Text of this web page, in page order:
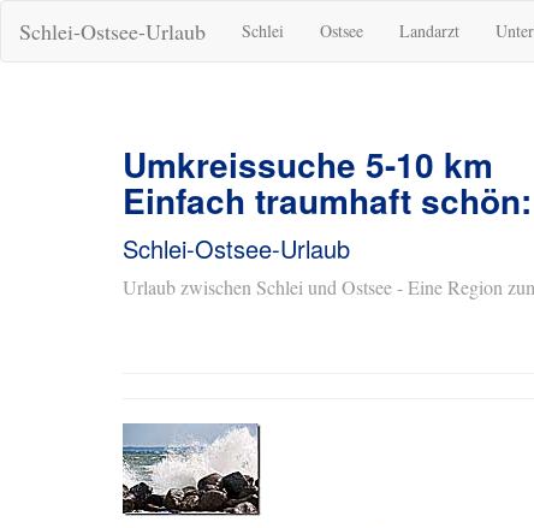
Schlei-Ostsee-Urlaub Schlei Ostsee Landarzt
Umkreissuche 5-10 km
Einfach traumhaft
Schlei-Ostsee-Urlaub
Urlaub zwischen Schlei und Ostsee - Eine Region